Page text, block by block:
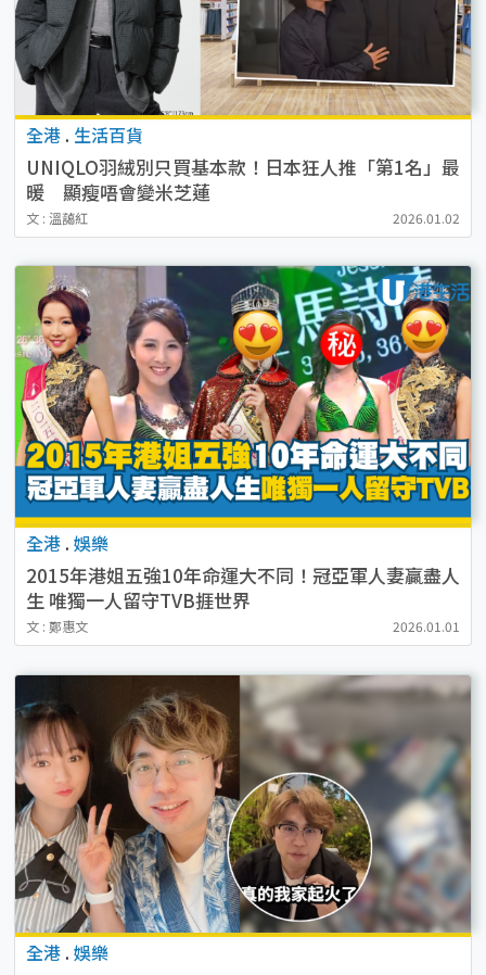
全港 . 生活百貨
UNIQLO羽絨別只買基本款！日本狂人推「第1名」最
暖 顯瘦唔會變米芝蓮
文 : 溫藹紅 2026.01.02
全港 . 娛樂
2015年港姐五強10年命運大不同！冠亞軍人妻贏盡人
生 唯獨一人留守TVB捱世界
文 : 鄭惠文 2026.01.01
全港 . 娛樂